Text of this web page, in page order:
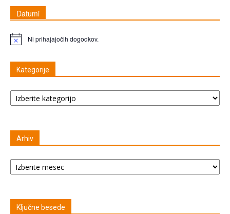
Datumi
OpombaNi prihajajočih dogodkov.
Kategorije
Kategorije
Arhiv
Arhiv
Ključne besede